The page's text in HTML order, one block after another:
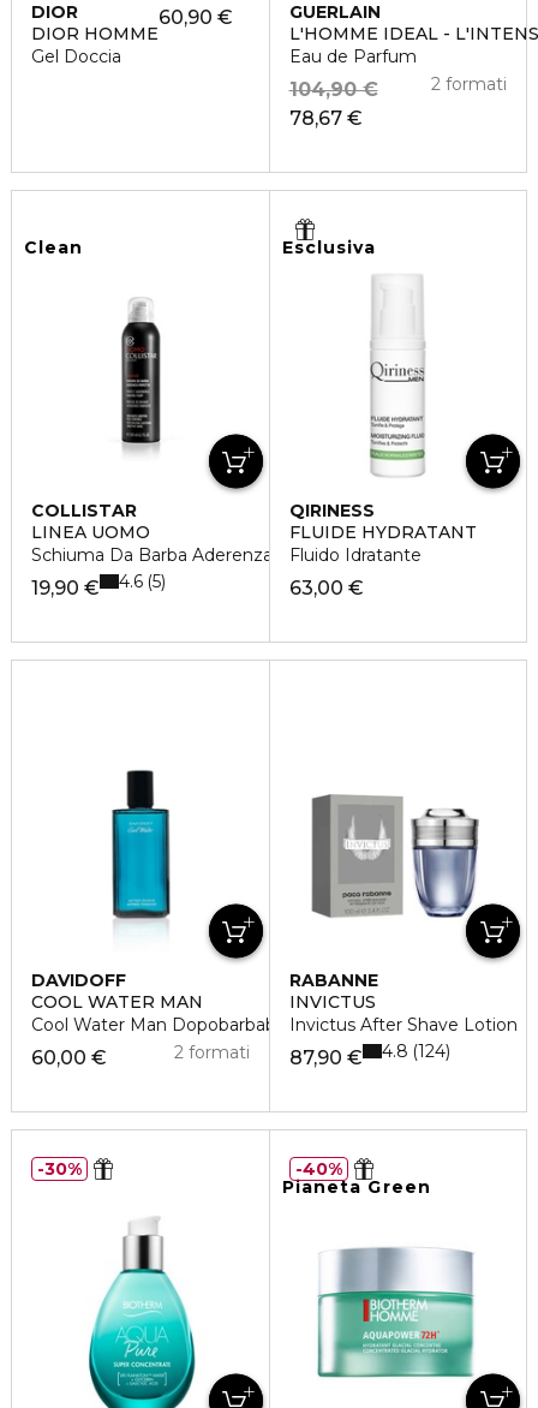
DIOR
DIOR HOMME
Gel Doccia
60,90 €
GUERLAIN
L'HOMME IDEAL -
Eau de Parfum
78,67 €
104,90 € 2 formati
Clean
COLLISTAR
LINEA UOMO
Schiuma Da Barba Aderenza Perfetta
19,90 € 4.6 5
Esclusiva
QIRINESS
FLUIDE HYDRATANT
Fluido Idratante
63,00 €
DAVIDOFF
COOL WATER MAN
Cool Water Man Dopobarbaba
60,00 € 2 formati
RABANNE
INVICTUS
Invictus After Shave Lotion
87,90 € 4.8 124
30%
Pianeta Green
40%